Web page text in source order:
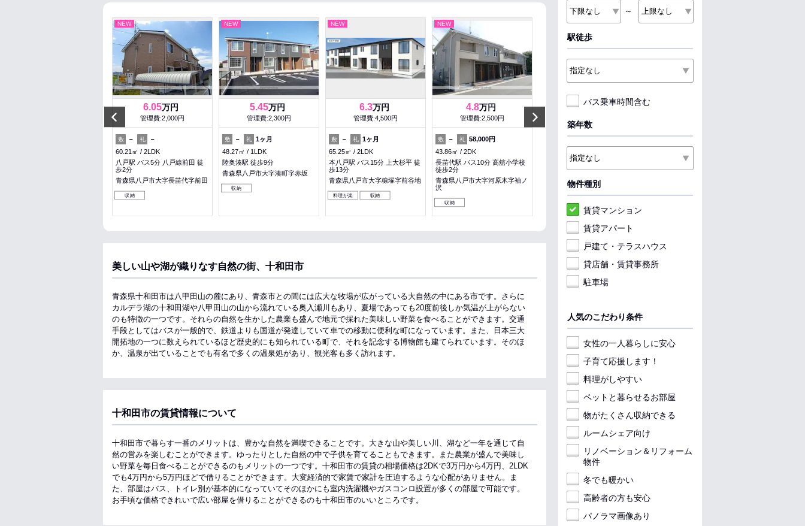
Previous
NEW
6.05万円
管理費:2,000円
敷 － 礼
－
60.21㎡
2LDK
八戸駅 バス5分 八戸線前田 徒
歩2分
青森県八戸市大字長苗代字前田
収納
NEW
5.45万円
管理費:2,300円
敷 － 礼 1ヶ月
48.27㎡
1LDK
陸奥湊駅 徒歩9分
青森県八戸市大字湊町字赤坂
収納
NEW
6.3万円
管理費:4,500円
敷 － 礼 1ヶ月
65.25㎡
2LDK
本八戸駅 バス15分 上大杉平 徒
歩13分
青森県八戸市大字糠塚字前谷地
料理が楽 収納
NEW
4.8万円
管理費:2,500円
敷 － 礼 58,000円
43.86㎡
2DK
長苗代駅 バス10分 高舘小学校
徒歩2分
青森県八戸市大字河原木字袖ノ
沢
収納
7 万円
1ヶ月
長苗代駅 徒歩11分
ペット可
NEW
－
1ヶ月
長苗代駅 徒歩11分
美しい山や湖が織りなす自然の街、十和田市
青森県十和田市は八甲田山の麓にあり、青森市との間には広大な牧場が広がっている大自然の中にある市です。さらに
カルデラ湖の十和田湖や八甲田山の山から流れている奥入瀬川もあり、夏場であっても20度前後しか気温が上がらない
のも特徴の一つです。それらの自然を生かした農業も盛んで地元で採れた美味しい野菜を食べることができます。交通
手段としてはバスが一般的で、鉄道よりも国道が発達していて車での移動に便利な町になっています。また、日本三大
開拓地の一つに数えられているほど歴史的にも知られている町で、それを記念する博物館も建てられています。そのほ
か、温泉が出ていることでも有名で多くの温泉処があり、観光客も多く訪れます。
十和田市の賃貸情報について
十和田市で暮らす一番のメリットは、豊かな自然を満喫できることです。大きな山や美しい川、湖など一年を通じて自
然の営みを楽しむことができます。ゆったりとした自然の中で子供を育てることもできます。また農業が盛んで美味し
い野菜を毎日食べることができるのもメリットの一つです。十和田市の賃貸の相場価格は2DKで3万円から4万円、2LDK
でも4万円から5万円ほどで借りることができます。大変経済的で家賃で家計を圧迫するような心配がありません。ま
た、部屋はバス、トイレ別が基本的になっていてそのほかにも室内洗濯機やガスコンロ設置が多くの部屋で可能です。
お手頃な価格できれいで広い部屋を借りることができるのも十和田市のいいところです。
～
駅徒歩
バス乗車時間含む
築年数
物件種別
賃貸マンション
賃貸アパート
戸建て・テラスハウス
貸店舗・賃貸事務所
駐車場
人気のこだわり条件
女性の一人暮らしに安心
子育て応援します！
料理がしやすい
ペットと暮らせるお部屋
物がたくさん収納できる
ルームシェア向け
リノベーション＆リフォーム
物件
冬でも暖かい
高齢者の方も安心
パノラマ画像あり